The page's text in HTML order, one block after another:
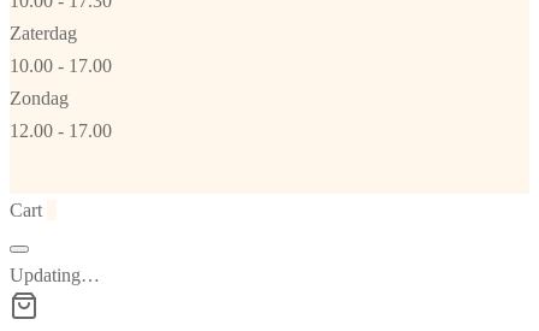
Zaterdag
10.00 - 17.00
Zondag
12.00 - 17.00
Cart
Updating…